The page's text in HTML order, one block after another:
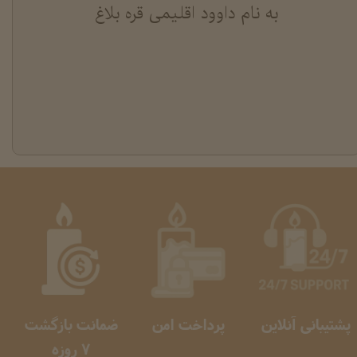
به نام داوود اقلیمی قره بلاغ
ضمانت بازگشت
پرداخت امن پشتیبانی آنلاین